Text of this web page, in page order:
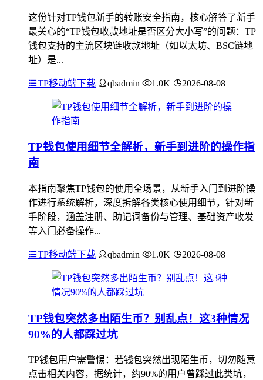
这份针对TP钱包新手的转账安全指南，核心解答了新手
最关心的“TP钱包收款地址是否区分大小写”的问题：TP
钱包支持的主流区块链收款地址（如以太坊、BSC链地
址）是...
TP移动端下载 qbadmin 1.0K 2026-08-08
TP钱包使用细节全解析，新手到进阶的操作指
南
本指南聚焦TP钱包的使用全场景，从新手入门到进阶操
作进行系统解析，深度拆解各类核心使用细节，针对新
手阶段，涵盖注册、助记词备份与管理、基础资产收发
等入门必备操作...
TP移动端下载 qbadmin 1.0K 2026-08-08
TP钱包突然多出陌生币？别乱点！这3种情况
90%的人都踩过坑
TP钱包用户需警惕：若钱包突然出现陌生币，切勿随意
点击相关内容，据统计，约90%的用户曾踩过此类坑，